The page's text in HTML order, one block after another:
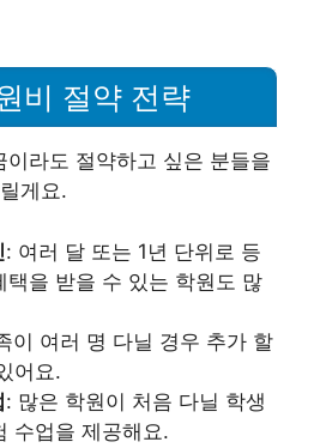
비 절약 전략
라도 절약하고 싶은 분들을
게요.
: 여러 달 또는 1년 단위로 등
택을 받을 수 있는 학원도 많
이 여러 명 다닐 경우 추가 할
어요.
: 많은 학원이 처음 다닐 학생
수업을 제공해요.